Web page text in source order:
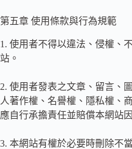
第五章 使用條款與行為規範
1. 使用者不得以違法、侵權、
站。
2. 使用者發表之文章、留言、
人著作權、名譽權、隱私權、
應自行承擔責任並賠償本網站
3. 本網站有權於必要時刪除不